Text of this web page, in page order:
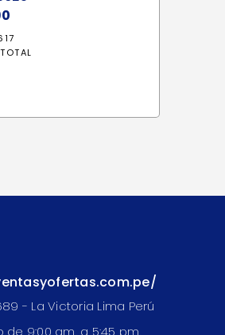
TOTAL
- La Victoria Lima Perú
de 9:00 am. a 5:45 pm.